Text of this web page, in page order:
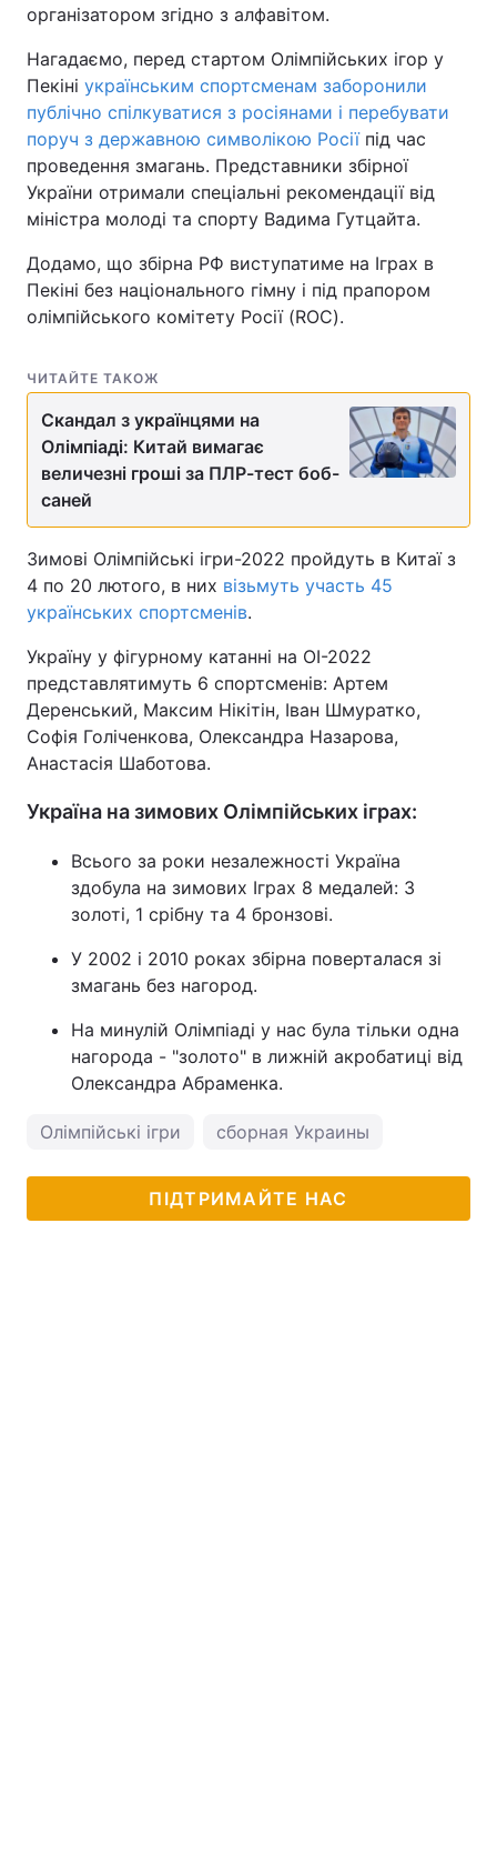
організатором згідно з алфавітом.
Нагадаємо, перед стартом Олімпійських ігор у
Пекіні українським спортсменам заборонили
публічно спілкуватися з росіянами і перебувати
поруч з державною символікою Росіїпід час
проведення змагань. Представники збірної
України отримали спеціальні рекомендації від
міністра молоді та спорту Вадима Гутцайта.
Додамо, що збірна РФ виступатиме на Іграх в
Пекіні без національного гімну і під прапором
олімпійського комітету Росії (ROC).
ЧИТАЙТЕ ТАКОЖ
Скандал з українцями на
Олімпіаді: Китай вимагає
величезні гроші за ПЛР-тест боб-
саней
Зимові Олімпійські ігри-2022 пройдуть в Китаї з
4 по 20 лютого, в них візьмуть участь 45
українських спортсменів.
Україну у фігурному катанні на ОІ-2022
представлятимуть 6 спортсменів: Артем
Деренський, Максим Нікітін, Іван Шмуратко,
Софія Голіченкова, Олександра Назарова,
Анастасія Шаботова.
Україна на зимових Олімпійських іграх:
Всього за роки незалежності Україна
здобула на зимових Іграх 8 медалей: 3
золоті, 1 срібну та 4 бронзові.
У 2002 і 2010 роках збірна поверталася зі
змагань без нагород.
На минулій Олімпіаді у нас була тільки одна
нагорода - "золото" в лижній акробатиці від
Олександра Абраменка.
Олімпійські ігри сборная Украины
ПІДТРИМАЙТЕ НАС